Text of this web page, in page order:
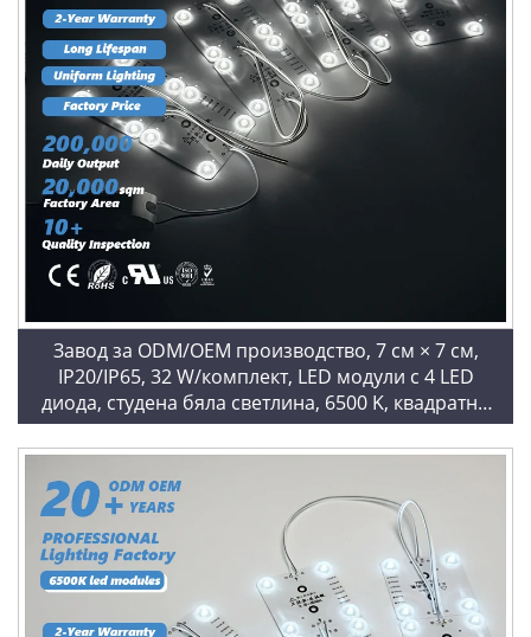
Завод за ODM/OEM производство, 7 см × 7 см,
IP20/IP65, 32 W/комплект, LED модули с 4 LED
диода, студена бяла светлина, 6500 K, квадратни
LED модули с верижна структура за светлинни
табла